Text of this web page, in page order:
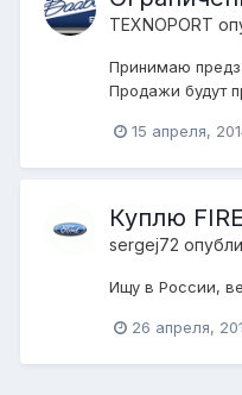
TEXNOPORT
Принимаю
Продажи будут
15 апреля,
Куплю
sergej72
Ищу в России,
26 апреля,